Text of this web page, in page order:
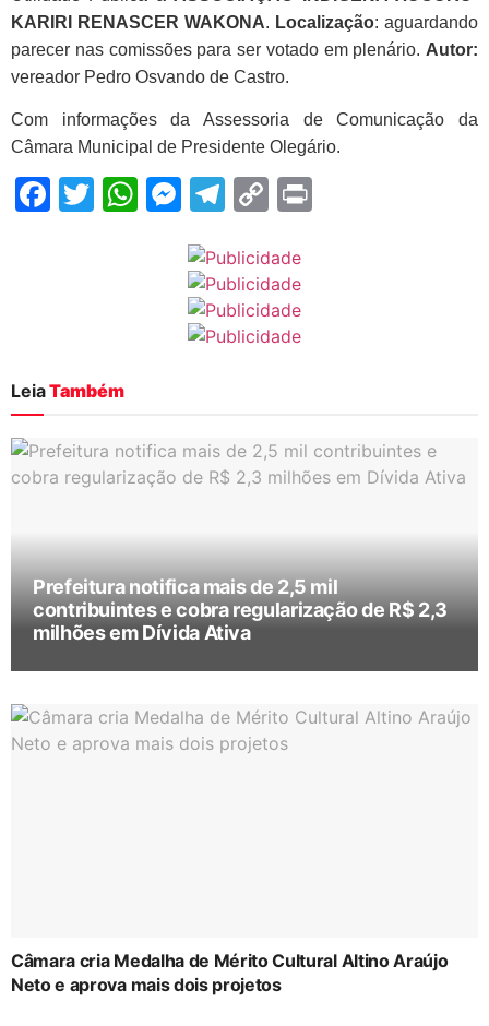
KARIRI RENASCER WAKONA. Localização: aguardando
parecer nas comissões para ser votado em plenário. Autor:
vereador Pedro Osvando de Castro.
Com informações da Assessoria de Comunicação da
Câmara Municipal de Presidente Olegário.
Facebook
Twitter
WhatsApp
Messenger
Telegram
Copy
LeiaTambém
Prefeitura notifica mais de 2,5 mil
contribuintes e cobra regularização de R$ 2,3
milhões em Dívida Ativa
Câmara cria Medalha de Mérito Cultural Altino Araújo
Neto e aprova mais dois projetos